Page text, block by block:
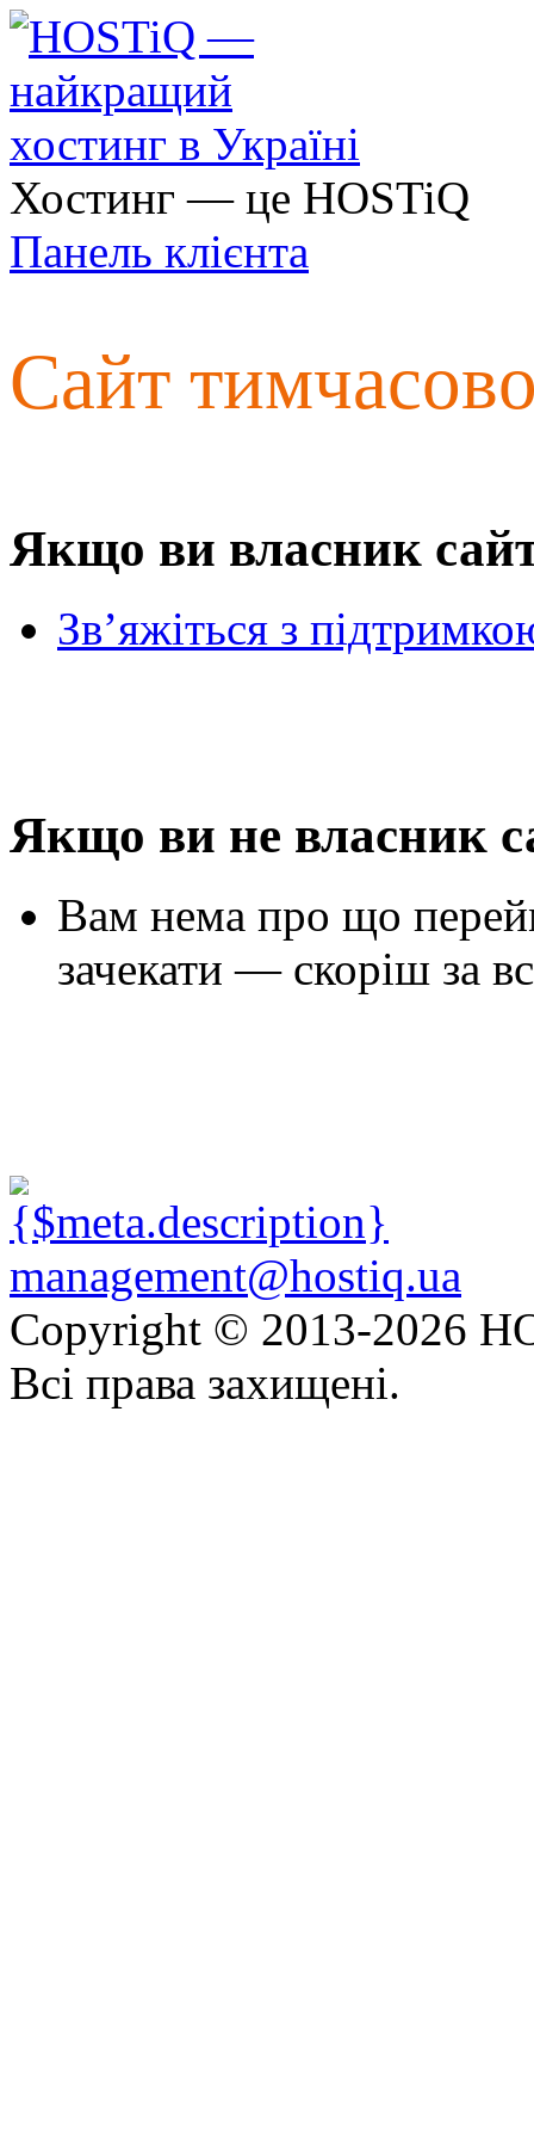
Хостинг — це HOSTiQ
Панель клієнта
Сайт
Якщо ви власник
Зв’яжіться з
Якщо ви не власник
Вам нема про що
зачекати — скоріш за
management@hostiq.ua
Copyright © 2013-2026
Всі права захищені.